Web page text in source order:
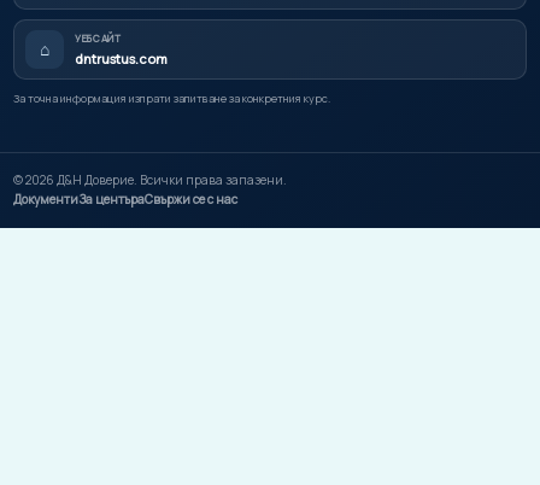
⌂ УЕБСАЙТ
dntrustus.com
За точна информация изпрати запитване за конкретния курс.
©2026 Д&Н Доверие. Всички права запазени.
ДокументиЗа центъраСвържи се с нас